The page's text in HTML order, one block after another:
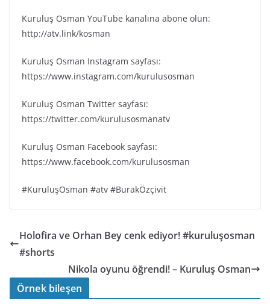
Kuruluş Osman YouTube kanalına abone olun:
http://atv.link/kosman
Kuruluş Osman Instagram sayfası:
https://www.instagram.com/kurulusosman
Kuruluş Osman Twitter sayfası:
https://twitter.com/kurulusosmanatv
Kuruluş Osman Facebook sayfası:
https://www.facebook.com/kurulusosman
#KuruluşOsman #atv #BurakÖzçivit
Holofira ve Orhan Bey cenk ediyor! #kuruluşosman
#shorts
Nikola oyunu öğrendi! – Kuruluş Osman
Örnek bileşen